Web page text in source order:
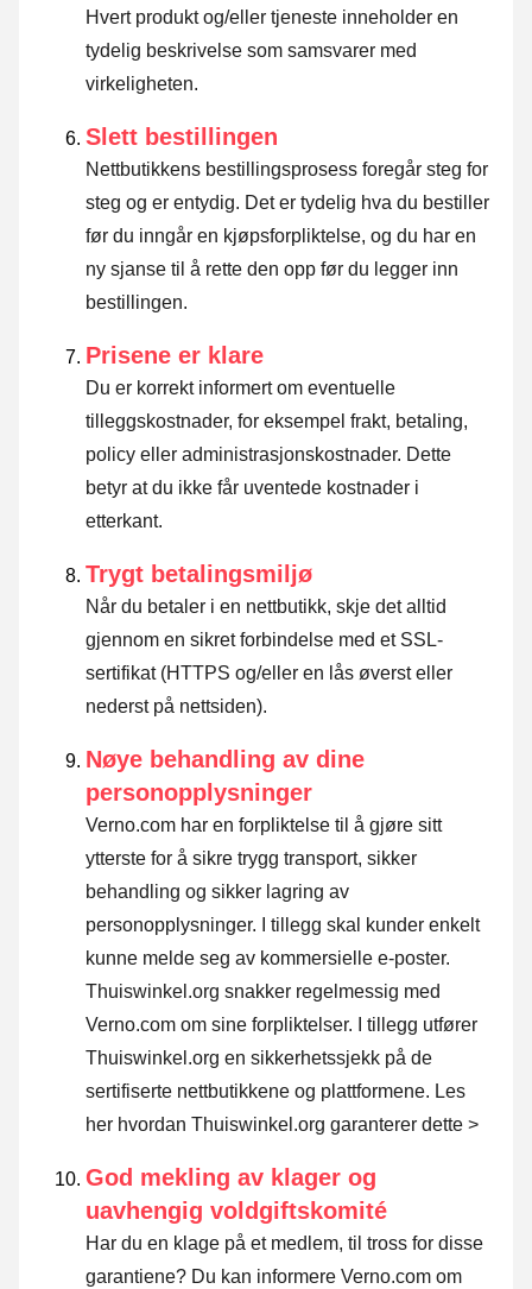
Hvert produkt og/eller tjeneste inneholder en
tydelig beskrivelse som samsvarer med
virkeligheten.
Slett bestillingen
Nettbutikkens bestillingsprosess foregår steg for
steg og er entydig. Det er tydelig hva du bestiller
før du inngår en kjøpsforpliktelse, og du har en
ny sjanse til å rette den opp før du legger inn
bestillingen.
Prisene er klare
Du er korrekt informert om eventuelle
tilleggskostnader, for eksempel frakt, betaling,
policy eller administrasjonskostnader. Dette
betyr at du ikke får uventede kostnader i
etterkant.
Trygt betalingsmiljø
Når du betaler i en nettbutikk, skje det alltid
gjennom en sikret forbindelse med et SSL-
sertifikat (HTTPS og/eller en lås øverst eller
nederst på nettsiden).
Nøye behandling av dine
personopplysninger
Verno.com har en forpliktelse til å gjøre sitt
ytterste for å sikre trygg transport, sikker
behandling og sikker lagring av
personopplysninger. I tillegg skal kunder enkelt
kunne melde seg av kommersielle e-poster.
Thuiswinkel.org snakker regelmessig med
Verno.com om sine forpliktelser. I tillegg utfører
Thuiswinkel.org en sikkerhetssjekk på de
sertifiserte nettbutikkene og plattformene. Les
her hvordan Thuiswinkel.org garanterer dette >
God mekling av klager og
uavhengig voldgiftskomité
Har du en klage på et medlem, til tross for disse
garantiene? Du kan informere Verno.com om